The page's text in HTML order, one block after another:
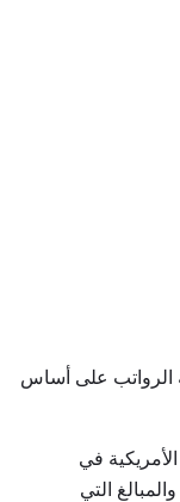
الرواتب على أساس
في
والمبالغ التي